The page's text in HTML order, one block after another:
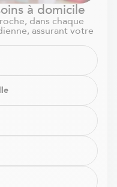
à domicile
dans chaque
assurant votre